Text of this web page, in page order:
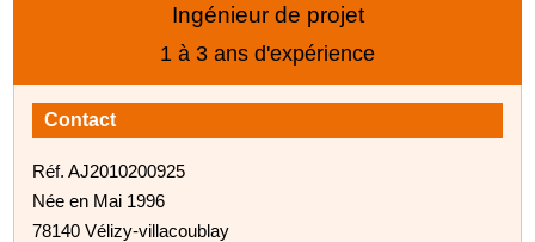
Ingénieur de projet
1 à 3 ans d'expérience
Contact
Réf. AJ2010200925
Née en Mai 1996
78140 Vélizy-villacoublay